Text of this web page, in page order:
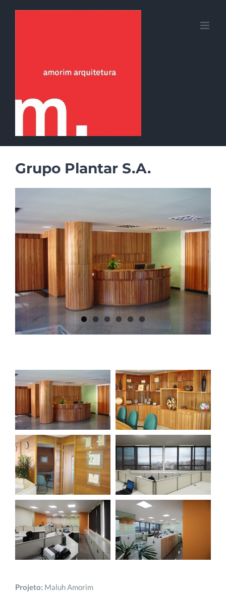
Grupo Plantar S.A.
Projeto: Maluh Amorim